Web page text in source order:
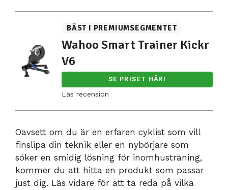
BÄST I PREMIUMSEGMENTET
Wahoo Smart Trainer Kickr
V6
SE PRISET HÄR!
Läs recension
Oavsett om du är en erfaren cyklist som vill
finslipa din teknik eller en nybörjare som
söker en smidig lösning för inomhusträning,
kommer du att hitta en produkt som passar
just dig. Läs vidare för att ta reda på vilka